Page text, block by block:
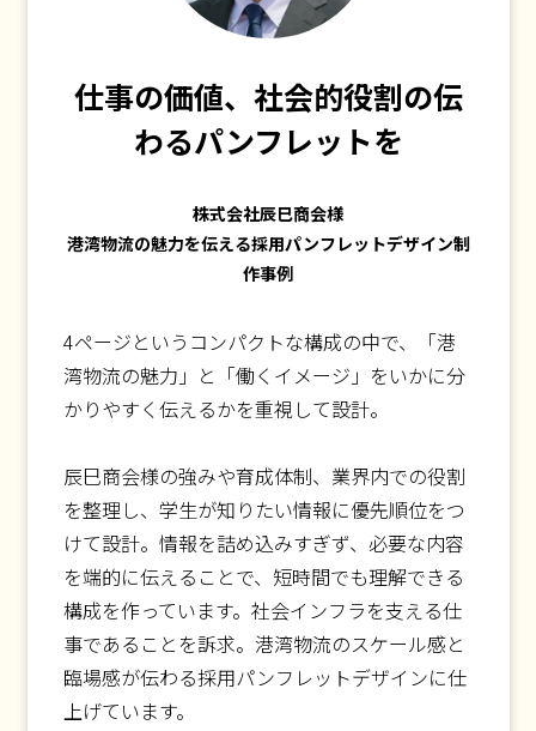
仕事の価値、社会的役割の伝
わるパンフレットを
株式会社辰巳商会様
港湾物流の魅力を伝える採用パンフレットデザイン制
作事例
4ページというコンパクトな構成の中で、「港
湾物流の魅力」と「働くイメージ」をいかに分
かりやすく伝えるかを重視して設計。
辰巳商会様の強みや育成体制、業界内での役割
を整理し、学生が知りたい情報に優先順位をつ
けて設計。情報を詰め込みすぎず、必要な内容
を端的に伝えることで、短時間でも理解できる
構成を作っています。社会インフラを支える仕
事であることを訴求。港湾物流のスケール感と
臨場感が伝わる採用パンフレットデザインに仕
上げています。